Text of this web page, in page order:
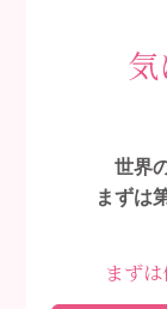
世界
まずは
まず